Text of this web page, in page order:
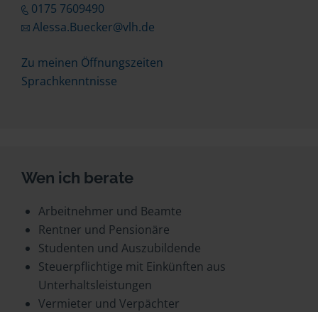
0175 7609490
Alessa.Buecker@vlh.de
Zu meinen Öffnungszeiten
Sprachkenntnisse
Wen ich berate
Arbeitnehmer und Beamte
Rentner und Pensionäre
Studenten und Auszubildende
Steuerpflichtige mit Einkünften aus
Unterhaltsleistungen
Vermieter und Verpächter